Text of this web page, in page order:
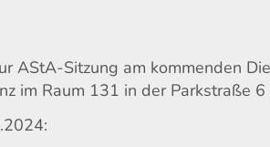
AStA-Sitzung am kommenden
im Raum 131 in der Parkstraße